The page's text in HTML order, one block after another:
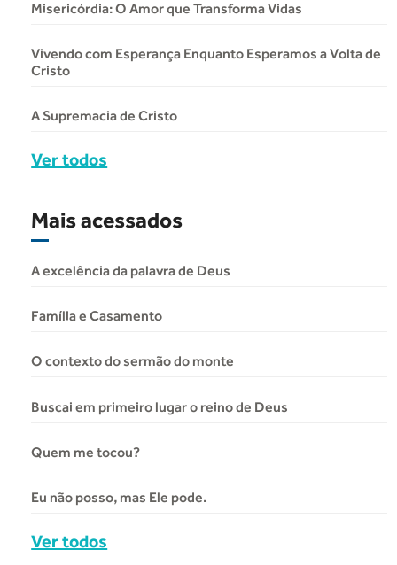
Misericórdia: O Amor que Transforma Vidas
Vivendo com Esperança Enquanto Esperamos a Volta de
Cristo
A Supremacia de Cristo
Ver todos
Mais acessados
A excelência da palavra de Deus
Família e Casamento
O contexto do sermão do monte
Buscai em primeiro lugar o reino de Deus
Quem me tocou?
Eu não posso, mas Ele pode.
Ver todos